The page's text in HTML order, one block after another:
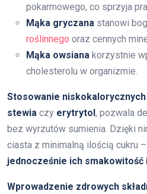
pokarmowego, co sprzyja
Mąka gryczana stanowi
roślinnego oraz cennych
Mąka owsiana korzystnie
cholesterolu w organizmie.
Stosowanie niskokalorycznych
stewia czy erytrytol, pozwala
bez wyrzutów sumienia. Dzięki
ciasta z minimalną ilością cukru –
jednocześnie ich
Wprowadzenie zdrowych